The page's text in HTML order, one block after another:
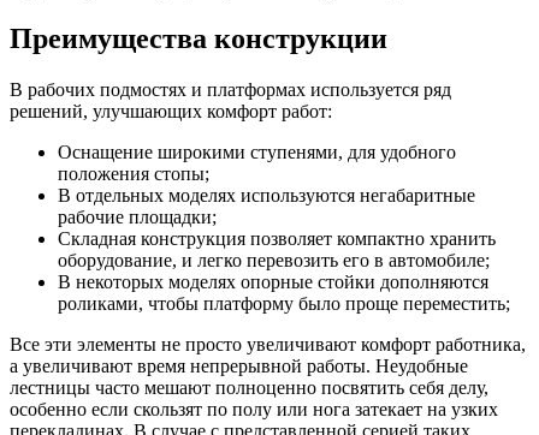
Преимущества конструкции
В рабочих подмостях и платформах используется ряд
решений, улучшающих комфорт работ:
Оснащение широкими ступенями, для удобного
положения стопы;
В отдельных моделях используются негабаритные
рабочие площадки;
Складная конструкция позволяет компактно хранить
оборудование, и легко перевозить его в автомобиле;
В некоторых моделях опорные стойки дополняются
роликами, чтобы платформу было проще переместить;
Все эти элементы не просто увеличивают комфорт работника,
а увеличивают время непрерывной работы. Неудобные
лестницы часто мешают полноценно посвятить себя делу,
особенно если скользят по полу или нога затекает на узких